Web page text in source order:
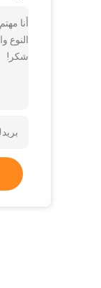
أنا
النوع
شكر!